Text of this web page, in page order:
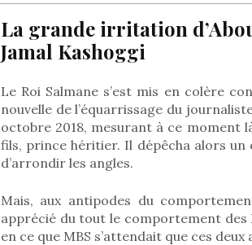
La grande irritation
Jamal Kashoggi
Le Roi Salmane s’est mis en colère
nouvelle de l’équarrissage du
octobre 2018, mesurant à ce moment
fils, prince héritier. Il dépêcha alors
d’arrondir les angles.
Mais, aux antipodes du
apprécié du tout le comportement des
en ce que MBS s’attendait que ces